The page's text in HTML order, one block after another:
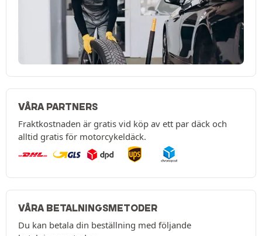
VÅRA PARTNERS
Fraktkostnaden är gratis vid köp av ett par däck och
alltid gratis för motorcykeldäck.
VÅRA BETALNINGSMETODER
Du kan betala din beställning med följande